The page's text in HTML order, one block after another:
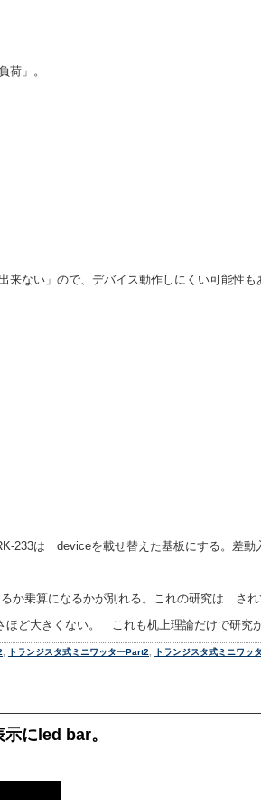
」。
来ない」ので、デバイス動作しにくい可能性
は deviceを載せ替えた基板にする。差動
か乗算になるかが別れる。これの研究は され
ど大きくない。 これも机上理論だけで研究が
トランジスタ式ミニワッターPart2 トランジスタ式ミニワ
にled bar。